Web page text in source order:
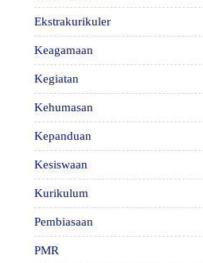
Ekstrakurikuler
Keagamaan
Kegiatan
Kehumasan
Kepanduan
Kesiswaan
Kurikulum
Pembiasaan
PMR